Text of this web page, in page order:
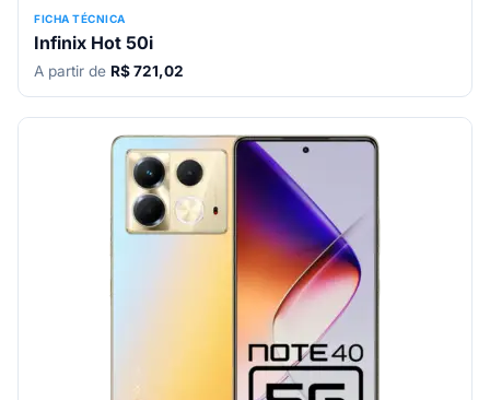
FICHA TÉCNICA
Infinix Hot 50i
A partir de R$ 721,02